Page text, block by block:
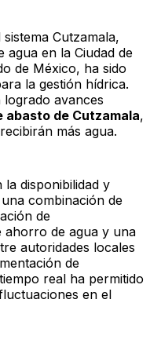
Cutzamala,
agua en la Ciudad de
de México, ha sido
la gestión hídrica.
avances
abasto de Cutzamala,
más agua.
disponibilidad y
combinación de
de
ahorro de agua y una
autoridades locales
de
real ha permitido
en el